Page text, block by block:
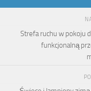
Strefa ruchu w pokoju
funkcjonalną